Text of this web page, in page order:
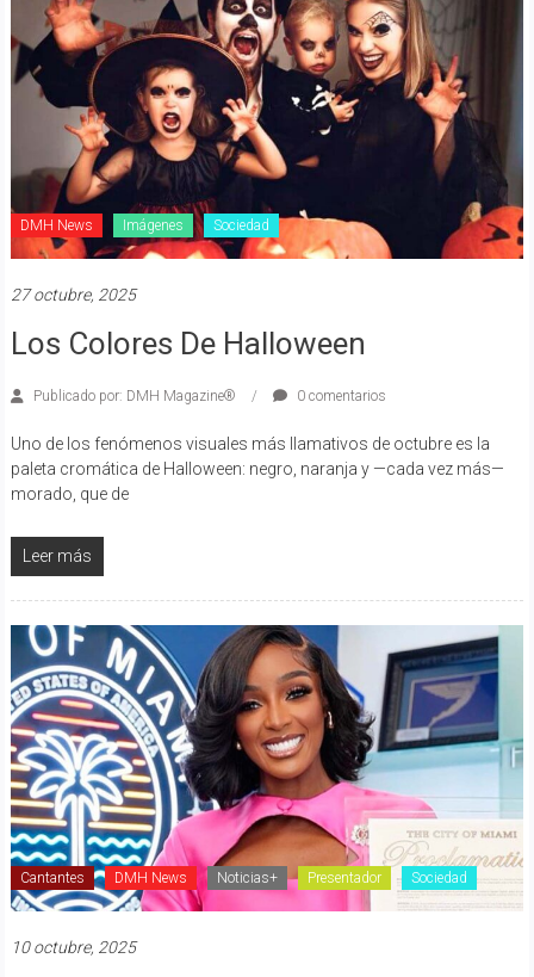
DMH News Imágenes Sociedad
27 octubre, 2025
Los Colores De Halloween
Publicado por: DMH Magazine® 0 comentarios
Uno de los fenómenos visuales más llamativos de octubre es la
paleta cromática de Halloween: negro, naranja y —cada vez más—
morado, que de
Leer más
Cantantes DMH News Noticias+ Presentador Sociedad
10 octubre, 2025